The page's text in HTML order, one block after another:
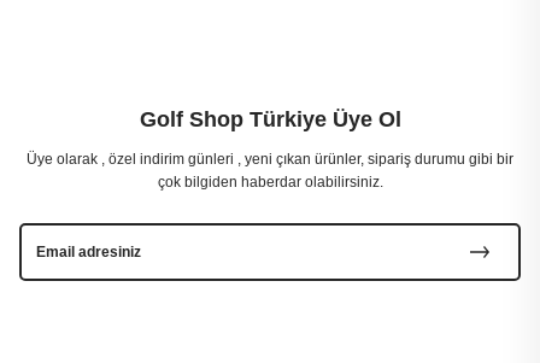
Golf Shop Türkiye Üye Ol
Üye olarak , özel indirim günleri , yeni çıkan ürünler, sipariş durumu gibi bir
çok bilgiden haberdar olabilirsiniz.